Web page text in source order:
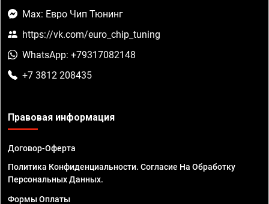
Max: Евро Чип Тюнинг
https://vk.com/euro_chip_tuning
WhatsApp: +79317082148
+7 3812 208435
Правовая информация
Договор-Оферта
Политика Конфиденциальности. Согласие На Обработку
Персональных Данных.
Формы Оплаты